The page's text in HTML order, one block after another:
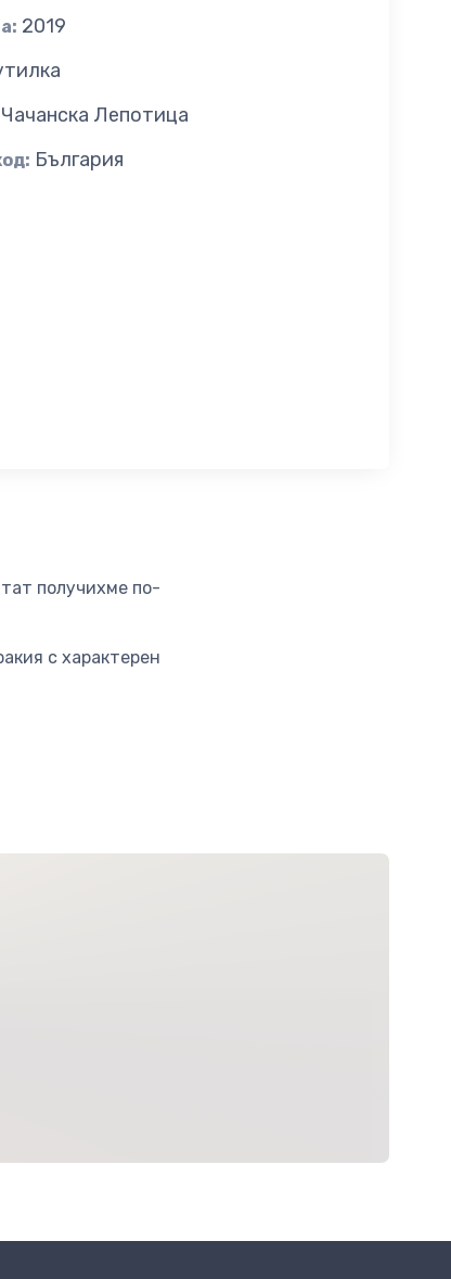
2019
Чачанска Лепотица
България
получихме по-
с характерен